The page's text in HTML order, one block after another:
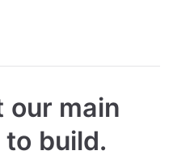
our main
build.